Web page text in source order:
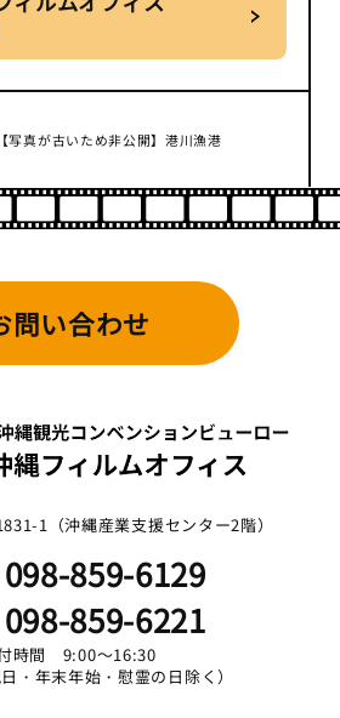
【写真が古いため非公開】港川漁港
問い合わせ
1（沖縄産業支援センター2階）
859-6129
098-859-6221
時間 9:00～16:30
・年末年始・慰霊の日除く）